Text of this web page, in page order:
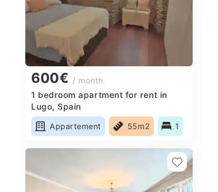
600€ / month
1 bedroom apartment for rent in
Lugo, Spain
Appartement
55m2 1